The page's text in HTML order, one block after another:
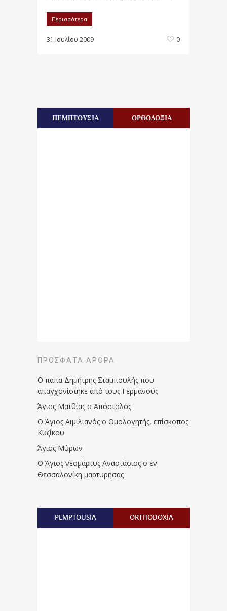
Περισσότερα
31 Ιουλίου 2009 0
ΠΕΜΠΤΟΥΣΙΑ ΟΡΘΟΔΟΞΙΑ
ΠΡΌΣΦΑΤΑ ΆΡΘΡΑ
Ο παπα Δημήτρης Σταμπουλής που
απαγχονίστηκε από τους Γερμανούς
Άγιος Ματθίας ο Απόστολος
Ο Άγιος Αιμιλιανός ο Ομολογητής, επίσκοπος
Κυζίκου
Άγιος Μύρων
Ο Άγιος νεομάρτυς Αναστάσιος ο εν
Θεσσαλονίκη μαρτυρήσας
PEMPTOUSIA ORTHODOXIA